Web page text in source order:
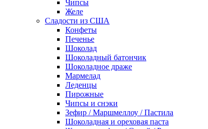
Чипсы
Желе
Сладости из США
Конфеты
Печенье
Шоколад
Шоколадный батончик
Шоколадное драже
Мармелад
Леденцы
Пирожные
Чипсы и снэки
Зефир / Маршмеллоу / Пастила
Шоколадная и ореховая паста